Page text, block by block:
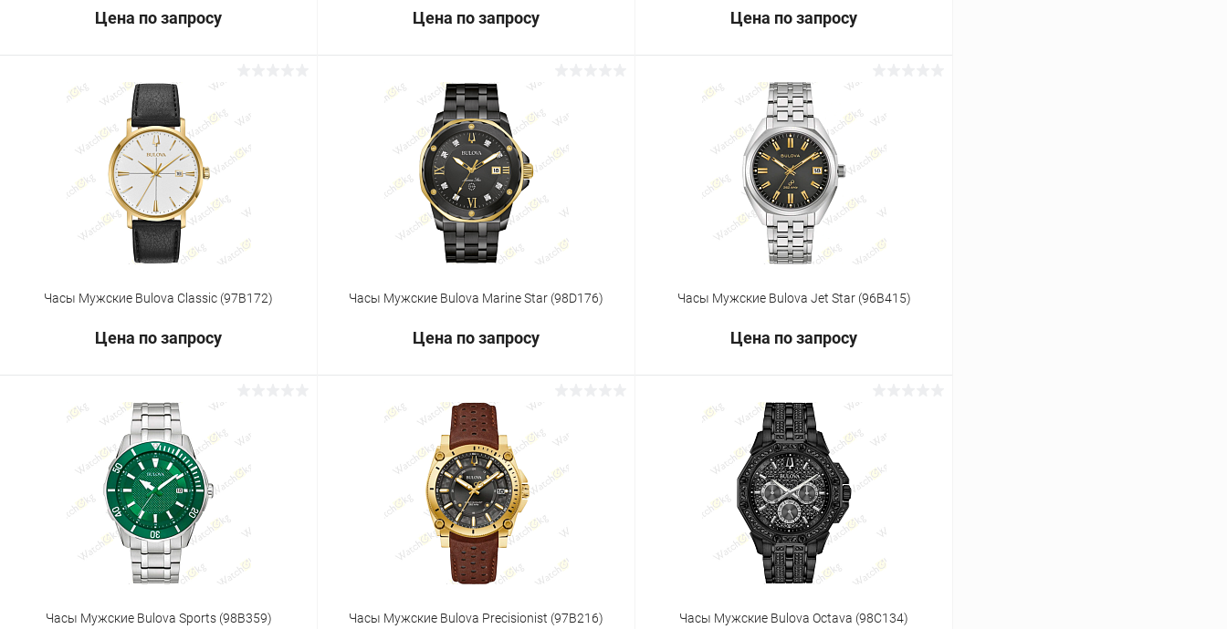
Цена по запросу
Запросить цену
Купить в 1 клик
Под заказ
Цена по запросу
Запросить цену
Купить в 1 клик Сравнение
Под заказ
Цена по запросу
Запросить цену
Купить в 1 клик Сравнение
Под заказ
Часы Мужские Bulova Classic (97B172)
Цена по запросу
Запросить цену
Купить в 1 клик Сравнение
Под заказ
Часы Мужские Bulova Marine Star (98D176)
Цена по запросу
Запросить цену
Купить в 1 клик Сравнение
Под заказ
Часы Мужские Bulova Jet Star (96B415)
Цена по запросу
Запросить цену
Купить в 1 клик Сравнение
Под заказ
Часы Мужские Bulova Sports (98B359) Часы Мужские Bulova Precisionist (97B216) Часы Мужские Bulova Octava (98C134)